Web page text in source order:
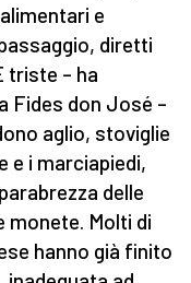
e
diretti
triste – ha
Fides don José –
aglio, stoviglie
e i marciapiedi,
delle
monete. Molti di
hanno già finito